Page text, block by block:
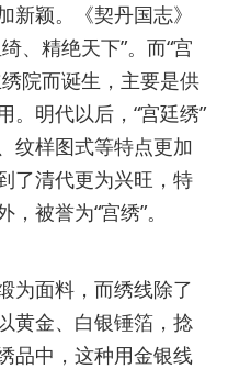
新颖。《契丹国志》
、精绝天下”。而“宫
院而诞生，主要是供
。明代以后，“宫廷绣”
纹样图式等特点更加
了清代更为兴旺，特
被誉为“宫绣”。
面料，而绣线除了
黄金、白银锤箔，捻
品中，这种用金银线